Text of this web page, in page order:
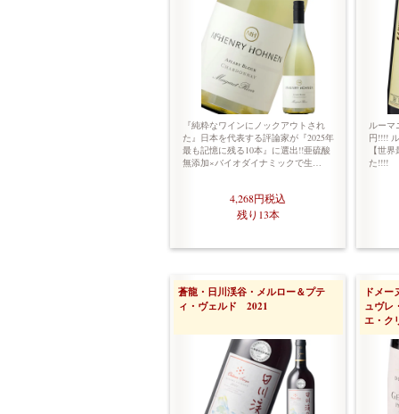
『純粋なワインにノックアウトされ
た』日本を代表する評論家が『2025年
最も記憶に残る10本』に選出!!亜硫酸
無添加×バイオダイナミックで生…
4,268円税込
残り13本
ルーマ
円!!!!
【世
た!!!!
蒼龍・日川渓谷・メルロー＆プテ
ィ・ヴェルド 2021
ドメ
ュヴレ
エ・ク